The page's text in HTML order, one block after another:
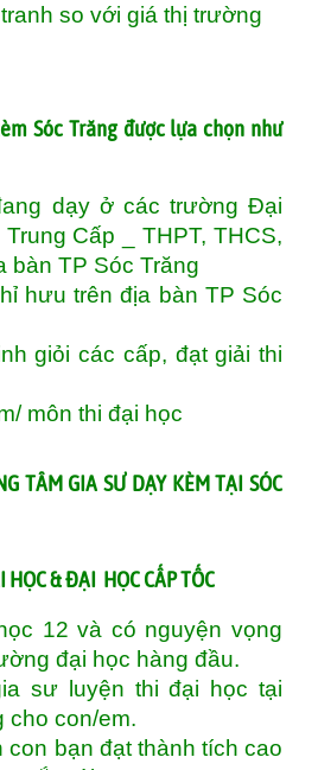
so với giá thị trường
Sóc Trăng được lựa chọn như
dạy ở các trường Đại
Cấp _ THPT, THCS,
bàn TP Sóc Trăng
hưu trên địa bàn TP Sóc
giỏi các cấp, đạt giải thi
môn thi đại học
TÂM GIA SƯ DẠY KÈM TẠI SÓC
HỌC & ĐẠI HỌC CẤP TỐC
12 và có nguyện vọng
đại học hàng đầu.
sư luyện thi đại học tại
cho con/em.
con bạn đạt thành tích cao